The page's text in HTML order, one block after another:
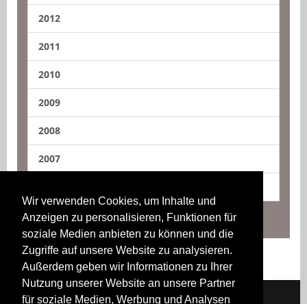
Wir verwenden Cookies, um Inhalte und
Anzeigen zu personalisieren, Funktionen für
soziale Medien anbieten zu können und die
Zugriffe auf unsere Website zu analysieren.
Außerdem geben wir Informationen zu Ihrer
Nutzung unserer Website an unsere Partner
für soziale Medien, Werbung und Analysen
2012
2011
2010
2009
2008
2007